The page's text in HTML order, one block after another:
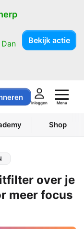
Bekijk actie
Inloggen Menu
Shop
over je
meer focus